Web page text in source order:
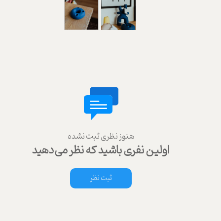
هنوز نظری ثبت نشده
اولین نفری باشید که نظر می‌دهید
ثبت نظر